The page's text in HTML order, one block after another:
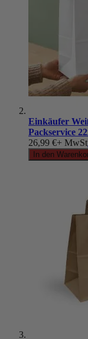
Einkäufer
Packservice
26,99 €+ MwSt
In den